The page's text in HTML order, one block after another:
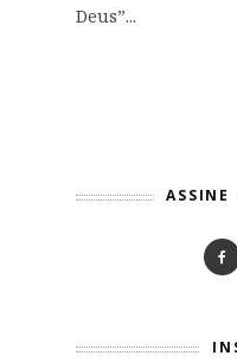
Deus”...
ASSINE